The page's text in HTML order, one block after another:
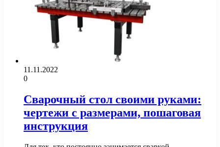
11.11.2022
0
Сварочный стол своими руками:
чертежи с размерами, пошаговая
инструкция